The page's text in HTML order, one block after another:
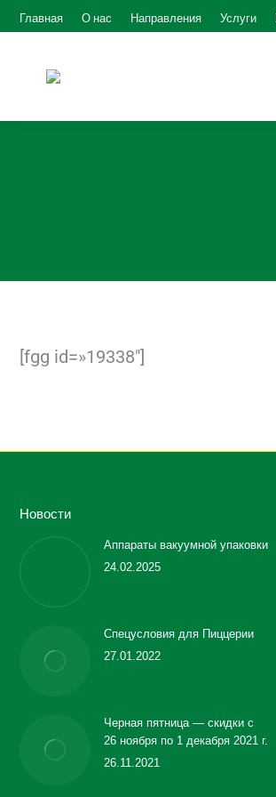
Главная О нас Направления Услуги
[fgg id=»19338″]
Новости
Аппараты вакуумной упаковки
24.02.2025
Спецусловия для Пиццерии
27.01.2022
Черная пятница — скидки с
26 ноября по 1 декабря 2021 г.
26.11.2021